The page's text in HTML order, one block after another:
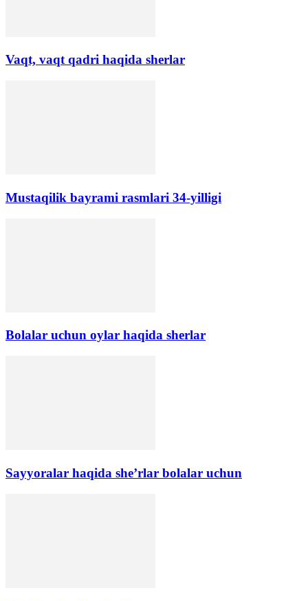
Vaqt, vaqt qadri haqida sherlar
Mustaqilik bayrami rasmlari 34-yilligi
Bolalar uchun oylar haqida sherlar
Sayyoralar haqida she’rlar bolalar uchun